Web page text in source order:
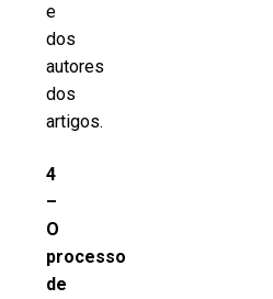
e
dos
autores
dos
artigos.
4
–
O
processo
de